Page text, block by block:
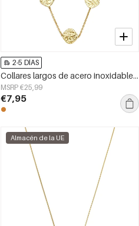
2-5 DÍAS
Collares largos de acero inoxidable con forma geométrica, sencillos, de la serie Daily Simple, joyería para mujer.
MSRP €25,99
€7,95
Almacén de la UE